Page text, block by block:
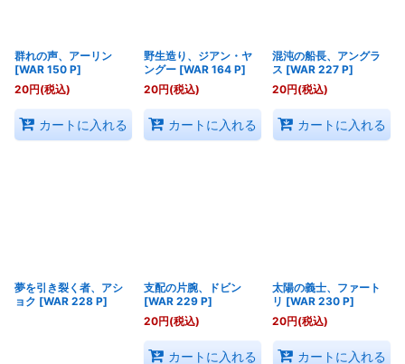
群れの声、アーリン
[WAR 150 P]
20円(税込)
カートに入れる
野生造り、ジアン・ヤ
ングー [WAR 164 P]
20円(税込)
カートに入れる
混沌の船長、アングラ
ス [WAR 227 P]
20円(税込)
カートに入れる
夢を引き裂く者、アシ
ョク [WAR 228 P]
支配の片腕、ドビン
[WAR 229 P]
20円(税込)
カートに入れる
太陽の義士、ファート
リ [WAR 230 P]
20円(税込)
カートに入れる